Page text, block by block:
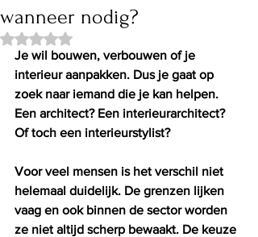
wanneer nodig?
Beoordeeld met NaN uit 5 sterren.
Je wil bouwen, verbouwen of je
interieur aanpakken. Dus je gaat op
zoek naar iemand die je kan helpen.
Een architect? Een interieurarchitect?
Of toch een interieurstylist?
Voor veel mensen is het verschil niet
helemaal duidelijk. De grenzen lijken
vaag en ook binnen de sector worden
ze niet altijd scherp bewaakt. De keuze